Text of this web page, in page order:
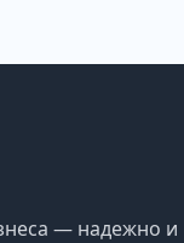
— надежно и